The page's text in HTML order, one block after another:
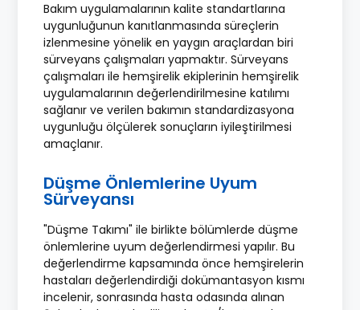
Bakım uygulamalarının kalite standartlarına
uygunluğunun kanıtlanmasında süreçlerin
izlenmesine yönelik en yaygın araçlardan biri
sürveyans çalışmaları yapmaktır. Sürveyans
çalışmaları ile hemşirelik ekiplerinin hemşirelik
uygulamalarının değerlendirilmesine katılımı
sağlanır ve verilen bakımın standardizasyona
uygunluğu ölçülerek sonuçların iyileştirilmesi
amaçlanır.
Düşme Önlemlerine Uyum
Sürveyansı
"Düşme Takımı" ile birlikte bölümlerde düşme
önlemlerine uyum değerlendirmesi yapılır. Bu
değerlendirme kapsamında önce hemşirelerin
hastaları değerlendirdiği dokümantasyon kısmı
incelenir, sonrasında hasta odasında alınan